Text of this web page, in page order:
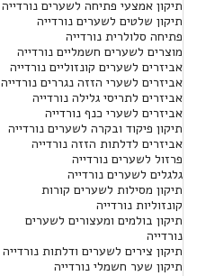
תיקון אמצעי פתיחה לשערים נורדייה
תיקון שלטים לשערים נורדייה
פתיחה סלולרית נורדייה
מוצרים לשערים חשמליים נורדייה
אביזרים לשערים קונזוליים נורדייה
אביזרים לשערי הזזה נגררים נורדייה
אביזרים לתריסי גלילה נורדייה
אביזרים לשערי כנף נורדייה
תיקון פיקוד ובקרה לשערים נורדייה
אביזרים לדלתות הזזה נורדייה
פרזול לשערים נורדייה
גלגלים לשערים נורדייה
תיקון מסילות לשערים קורות
קונזוליות נורדייה
תיקון בולמים ומעצורים לשערים
נורדייה
תיקון צירים לשערים ודלתות נורדייה
תיקון שער חשמלי נורדייה